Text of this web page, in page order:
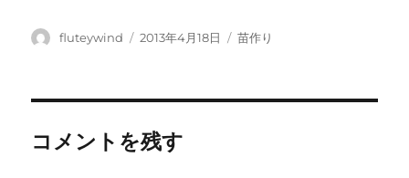
投
fluteywind
投
2013年4月18日
カ
苗作り
コメントを残す